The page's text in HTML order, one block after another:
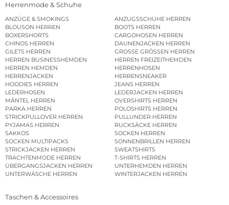
Herrenmode & Schuhe
ANZÜGE & SMOKINGS
ANZUGSSCHUHE HERREN
BLOUSON HERREN
BOOTS HERREN
BOXERSHORTS
CARGOHOSEN HERREN
CHINOS HERREN
DAUNENJACKEN HERREN
GILETS HERREN
GROSSE GRÖSSEN HERREN
HERREN BUSINESSHEMDEN
HERREN FREIZEITHEMDEN
HERREN HEMDEN
HERRENHOSEN
HERRENJACKEN
HERRENSNEAKER
HOODIES HERREN
JEANS HERREN
LEDERHOSEN
LEDERJACKEN HERREN
MÄNTEL HERREN
OVERSHIRTS HERREN
PARKA HERREN
POLOSHIRTS HERREN
STRICKPULLOVER HERREN
PULLUNDER HERREN
PYJAMAS HERREN
RUCKSÄCKE HERREN
SAKKOS
SOCKEN HERREN
SOCKEN MULTIPACKS
SONNENBRILLEN HERREN
STRICKJACKEN HERREN
SWEATSHIRTS
TRACHTENMODE HERREN
T-SHIRTS HERREN
ÜBERGANGSJACKEN HERREN
UNTERHEMDEN HERREN
UNTERWÄSCHE HERREN
WINTERJACKEN HERREN
Taschen & Accessoires